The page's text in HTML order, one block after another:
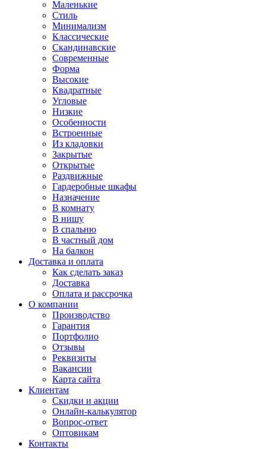
Маленькие
Стиль
Минимализм
Классические
Скандинавские
Современные
Форма
Высокие
Квадратные
Угловые
Низкие
Особенности
Встроенные
Из кладовки
Закрытые
Открытые
Раздвижные
Гардеробные шкафы
Назначение
В комнату
В нишу
В спальню
В частный дом
На балкон
Доставка и оплата
Как сделать заказ
Доставка
Оплата и рассрочка
О компании
Производство
Гарантия
Портфолио
Отзывы
Реквизиты
Вакансии
Карта сайта
Клиентам
Скидки и акции
Онлайн-калькулятор
Вопрос-ответ
Оптовикам
Контакты